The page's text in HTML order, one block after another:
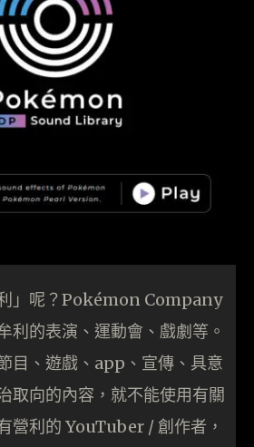
」呢？Pokémon Company
利的表演、運動會、戲劇等。
目、遊戲、app、宣傳、具意
取向的內容，就不能使用有關
營利的 YouTuber / 創作者，